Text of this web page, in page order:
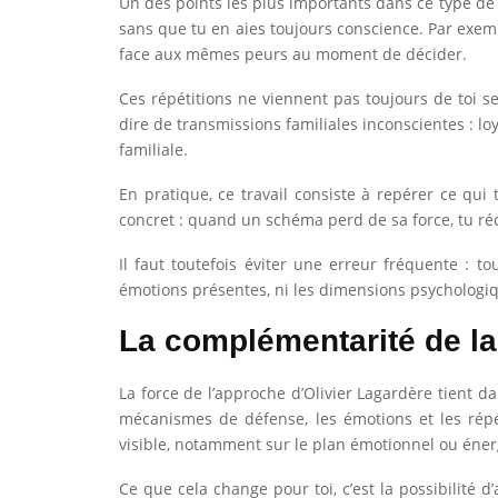
sans que tu en aies toujours conscience. Par
face aux mêmes peurs au moment de décider.
Ces répétitions ne viennent pas toujours de toi
dire de transmissions familiales inconscientes :
familiale.
En pratique, ce travail consiste à repérer ce qui
concret : quand un schéma perd de sa force, tu
Il faut toutefois éviter une erreur fréquente :
émotions présentes, ni les dimensions
La complémentarité de
La force de l’approche d’Olivier Lagardère tient
mécanismes de défense, les émotions et les
visible, notamment sur le plan émotionnel ou
Ce que cela change pour toi, c’est la possibilité